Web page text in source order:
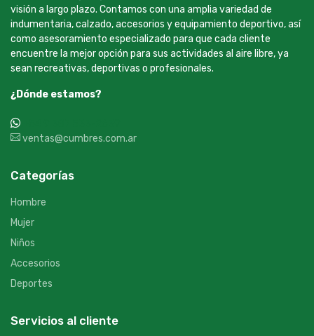
visión a largo plazo. Contamos con una amplia variedad de
indumentaria, calzado, accesorios y equipamiento deportivo, así
como asesoramiento especializado para que cada cliente
encuentre la mejor opción para sus actividades al aire libre, ya
sean recreativas, deportivas o profesionales.
¿Dónde estamos?
ventas@cumbres.com.ar
Categorías
Hombre
Mujer
Niños
Accesorios
Deportes
Servicios al cliente